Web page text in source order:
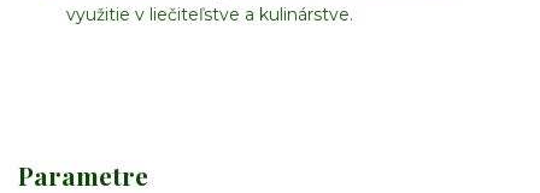
využitie v liečiteľstve a kulinárstve.
Parametre